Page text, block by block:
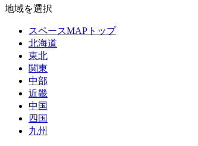
地域を選択
スペースMAPトップ
北海道
東北
関東
中部
近畿
中国
四国
九州